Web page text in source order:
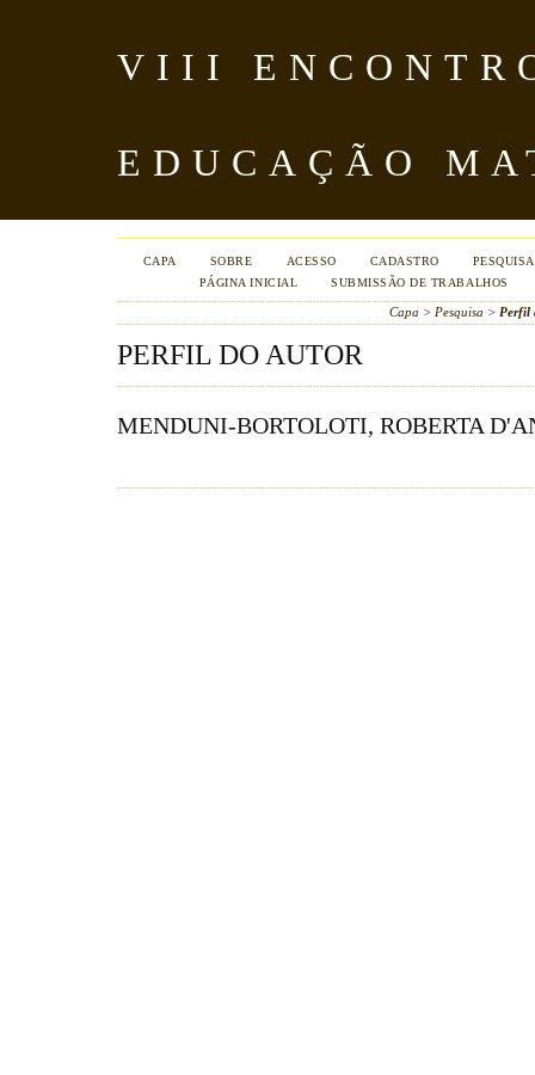
VIII
EDUCAÇÃO
CAPA SOBRE ACESSO CADASTRO
PESQUISA
PÁGINA INICIAL
SUBMISSÃO DE TRABALHOS
Capa > Pesquisa > Perfil
PERFIL DO AUTOR
MENDUNI-BORTOLOTI, ROBERTA